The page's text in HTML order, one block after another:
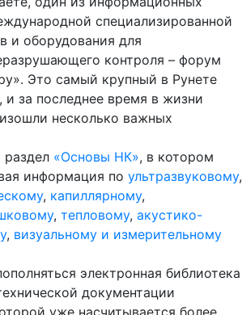
специализированной
и оборудования для
контроля – форум
Это самый крупный в Рунете
за последнее время в жизни
несколько важных
«Основы НК», в котором
информация по ультразвуковому,
, капиллярному,
, тепловому, акустико-
, визуальному и измерительному
электронная библиотека
документации
уже насчитывается более